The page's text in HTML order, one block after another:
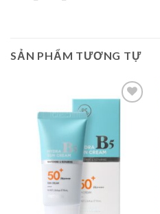
SẢN PHẨM TƯƠNG TỰ
wishlist